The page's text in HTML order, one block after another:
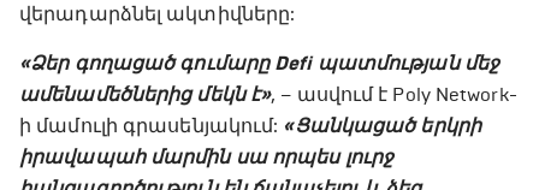
վերադարձնել ակտիվները:
«Ձեր գողացած գումարը Defi պատմության մեջ
ամենամեծներից մեկն է», – ասվում է Poly Network-
ի մամուլի գրասենյակում: «Ցանկացած երկրի
իրավապահ մարմին սա որպես լուրջ